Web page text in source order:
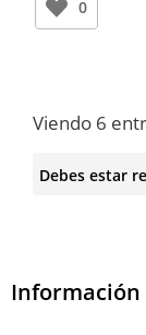
0
Viendo 6
Debes estar
Información